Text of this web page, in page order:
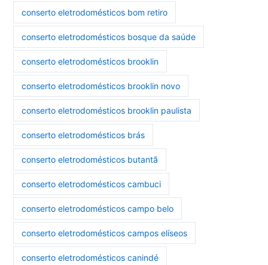
conserto eletrodomésticos bom retiro
conserto eletrodomésticos bosque da saúde
conserto eletrodomésticos brooklin
conserto eletrodomésticos brooklin novo
conserto eletrodomésticos brooklin paulista
conserto eletrodomésticos brás
conserto eletrodomésticos butantã
conserto eletrodomésticos cambuci
conserto eletrodomésticos campo belo
conserto eletrodomésticos campos elíseos
conserto eletrodomésticos canindé